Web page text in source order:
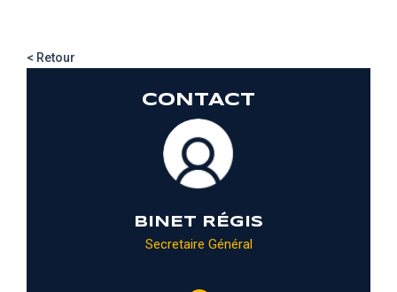
< Retour
CONTACT
BINET RÉGIS
Secretaire Général